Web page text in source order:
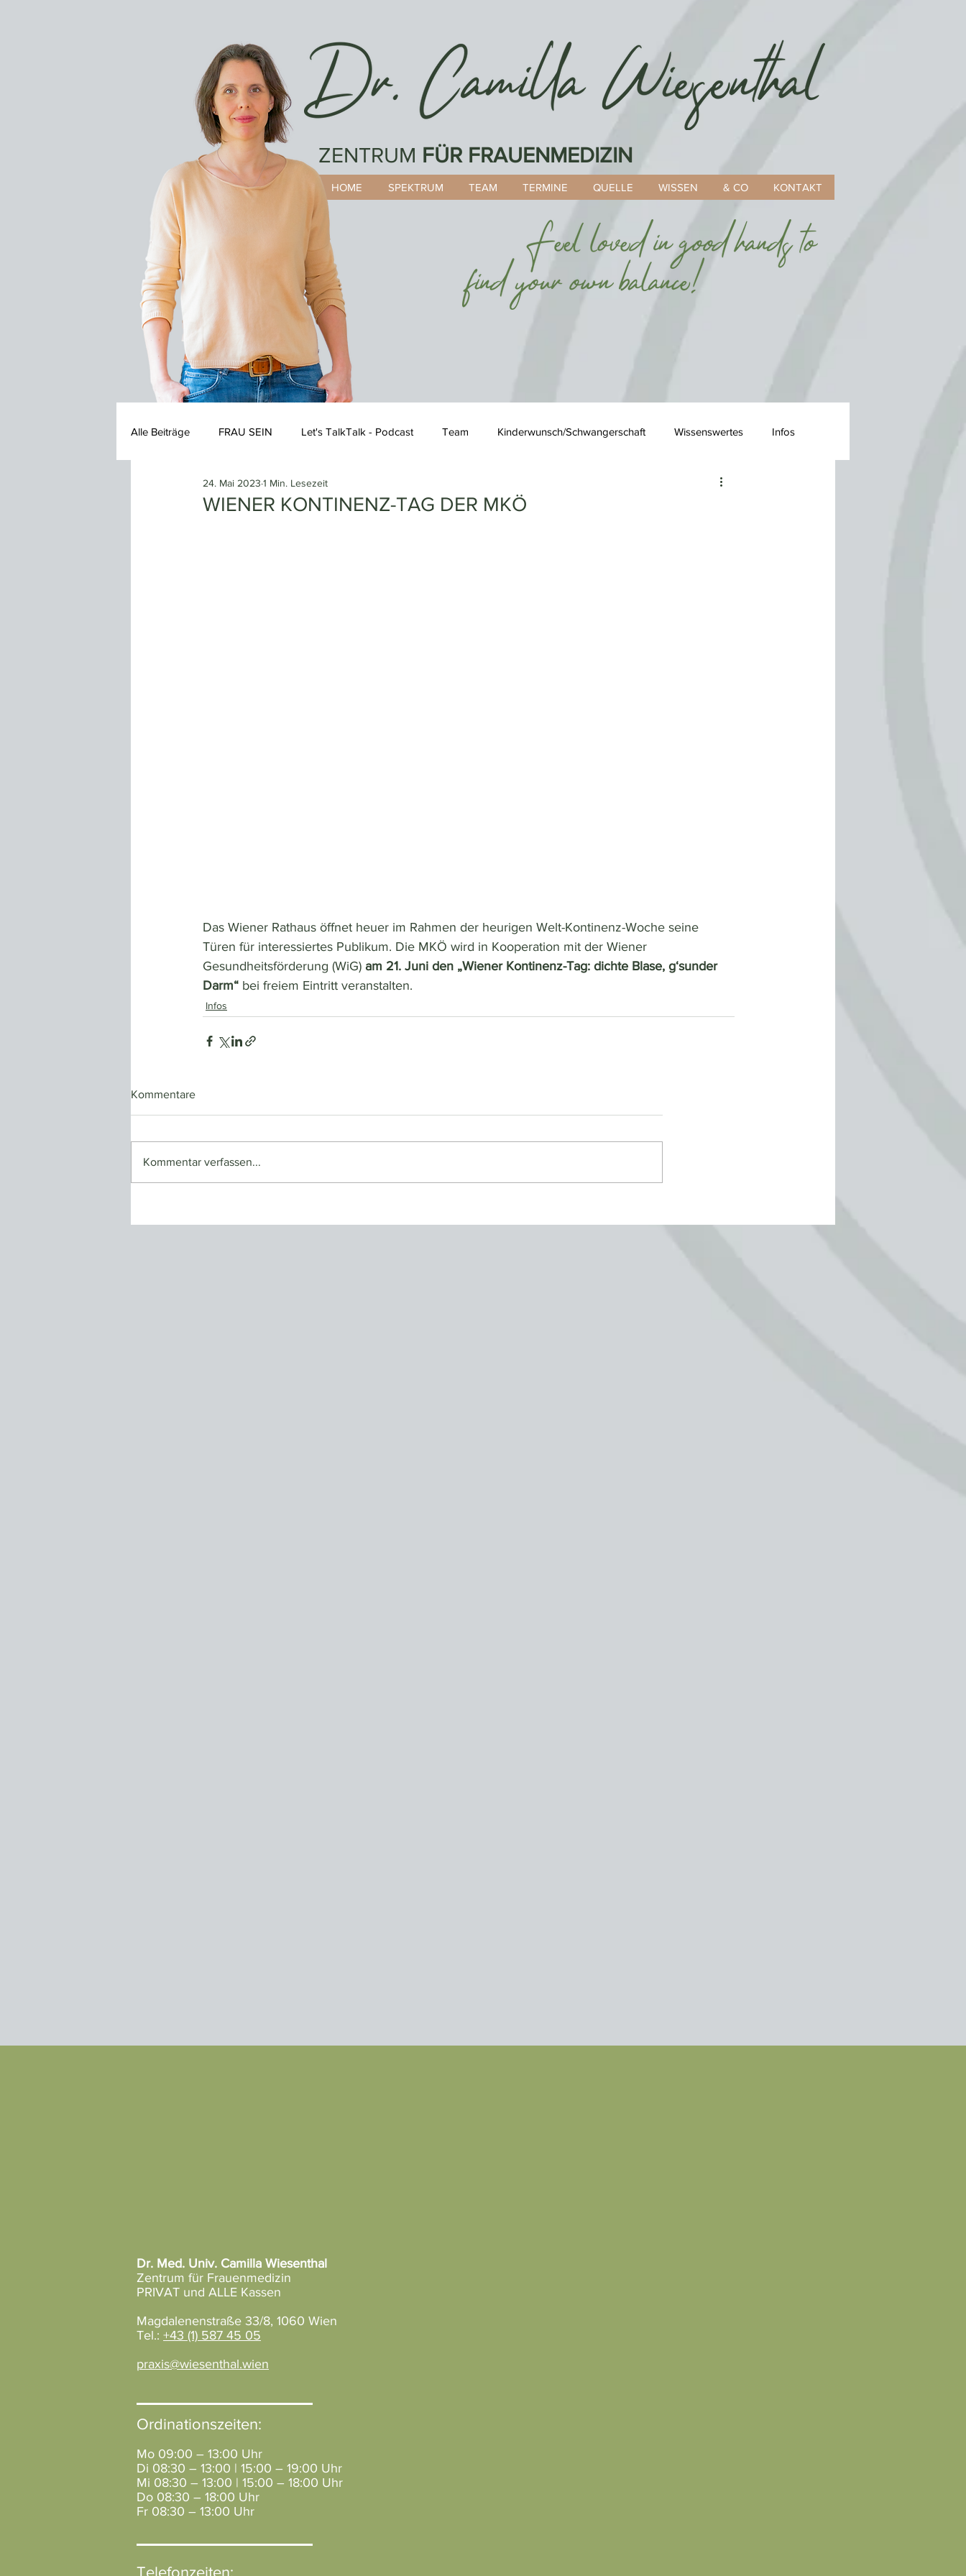
ZENTRUM FÜR FRAUENMEDIZIN
HOME SPEKTRUM TEAM TERMINE QUELLE WISSEN & CO KONTAKT
Alle Beiträge FRAU SEIN Let's TalkTalk - Podcast Team Kinderwunsch/Schwangerschaft Wissenswertes Infos
WIENER KONTINENZ-TAG DER MKÖ
24. Mai 2023 1 Min. Lesezeit
Das Wiener Rathaus öffnet heuer im Rahmen der heurigen Welt-Kontinenz-Woche seine
Türen für interessiertes Publikum. Die MKÖ wird in Kooperation mit der Wiener
Gesundheitsförderung (WiG) am 21. Juni den „Wiener Kontinenz-Tag: dichte Blase, g‘sunder
Darm“ bei freiem Eintritt veranstalten.
Infos
Kommentare
Kommentar verfassen...
Dr. Med. Univ. Camilla Wiesenthal
Zentrum für Frauenmedizin
PRIVAT und ALLE Kassen
Magdalenenstraße 33/8, 1060 Wien
Tel.: +43 (1) 587 45 05
praxis@wiesenthal.wien
Ordinationszeiten:
Mo 09:00 – 13:00 Uhr
Di 08:30 – 13:00 | 15:00 – 19:00 Uhr
Mi 08:30 – 13:00 | 15:00 – 18:00 Uhr
Do 08:30 – 18:00 Uhr
Fr 08:30 – 13:00 Uhr
Telefonzeiten: